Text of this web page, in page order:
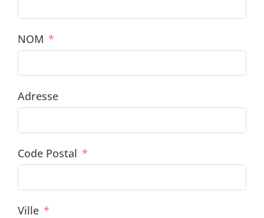
NOM
Adresse
Code Postal
Ville